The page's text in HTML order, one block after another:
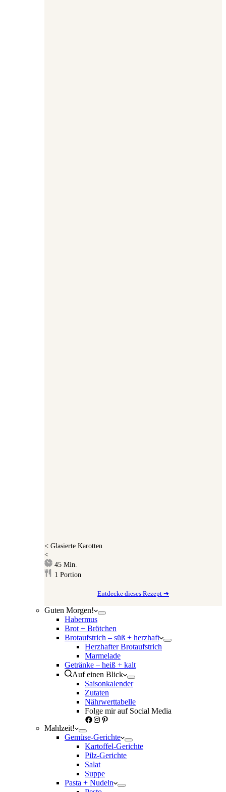
< Glasierte Karotten
<
45 Minuten
Min.
1 Portion
Entdecke dieses Rezept ➔
Guten Morgen!
Habermus
Brot + Brötchen
Brotaufstrich – süß + herzhaft
Herzhafter Brotaufstrich
Marmelade
Getränke – heiß + kalt
Auf einen Blick
Saisonkalender
Zutaten
Nährwerttabelle
Folge mir auf Social Media
Facebook
Instagram
Pinterest
Mahlzeit!
Gemüse-Gerichte
Kartoffel-Gerichte
Pilz-Gerichte
Salat
Suppe
Pasta + Nudeln